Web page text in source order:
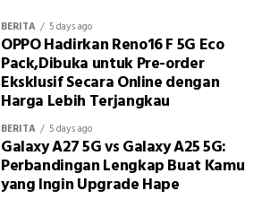
BERITA 5 days ago
OPPO Hadirkan Reno16 F 5G Eco
Pack,Dibuka untuk Pre-order
Eksklusif Secara Online dengan
Harga Lebih Terjangkau
BERITA 5 days ago
Galaxy A27 5G vs Galaxy A25 5G:
Perbandingan Lengkap Buat Kamu
yang Ingin Upgrade Hape